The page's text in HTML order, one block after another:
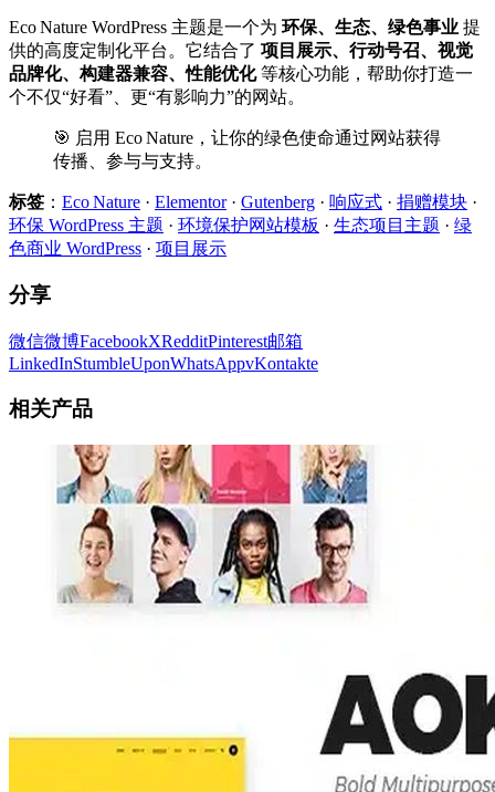
Eco Nature WordPress 主题是一个为 环保、生态、绿色事业 提
供的高度定制化平台。它结合了 项目展示、行动号召、视觉
品牌化、构建器兼容、性能优化等核心功能，帮助你打造一
个不仅“好看”、更“有影响力”的网站。
🎯 启用 Eco Nature，让你的绿色使命通过网站获得
传播、参与与支持。
标签 ： Eco Nature · Elementor· Gutenberg · 响应式 · 捐赠模块 ·
环保 WordPress 主题 · 环境保护网站模板 · 生态项目主题 · 绿
色商业 WordPress · 项目展示
分享
微信微博FacebookXRedditPinterest邮箱
LinkedInStumbleUponWhatsAppvKontakte
相关产品